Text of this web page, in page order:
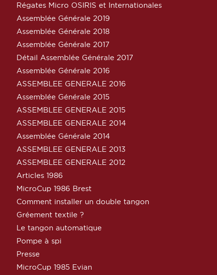
Régates Micro OSIRIS et Internationales
Assemblée Générale 2019
Assemblée Générale 2018
Assemblée Générale 2017
Détail Assemblée Générale 2017
Assemblée Générale 2016
ASSEMBLEE GENERALE 2016
Assemblée Générale 2015
ASSEMBLEE GENERALE 2015
ASSEMBLEE GENERALE 2014
Assemblée Générale 2014
ASSEMBLEE GENERALE 2013
ASSEMBLEE GENERALE 2012
Articles 1986
MicroCup 1986 Brest
Comment installer un double tangon
Gréement textile ?
Le tangon automatique
Pompe à spi
Presse
MicroCup 1985 Evian